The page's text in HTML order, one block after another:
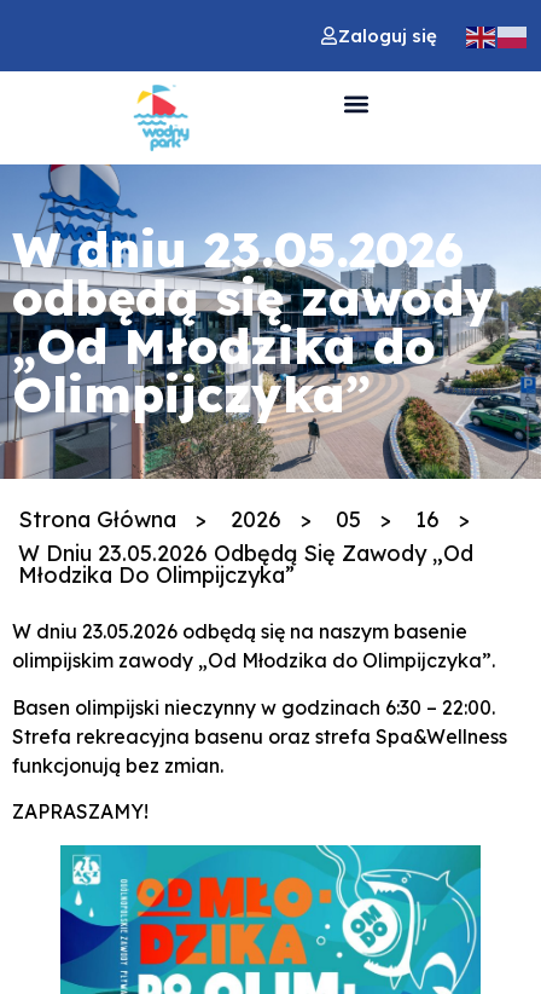
Zaloguj się
W dniu 23.05.2026
odbędą się zawody
„Od Młodzika do
Olimpijczyka”
Strona Główna > 2026 > 05 > 16
>
W Dniu 23.05.2026 Odbędą Się Zawody „Od
Młodzika Do Olimpijczyka”
W dniu 23.05.2026 odbędą się na naszym basenie
olimpijskim zawody „Od Młodzika do Olimpijczyka”.
Basen olimpijski nieczynny w godzinach 6:30 – 22:00.
Strefa rekreacyjna basenu oraz strefa Spa&Wellness
funkcjonują bez zmian.
ZAPRASZAMY!